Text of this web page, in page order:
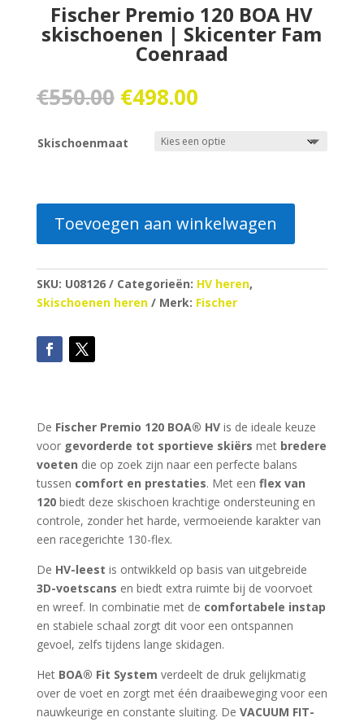
Fischer Premio 120 BOA HV
skischoenen | Skicenter Fam
Coenraad
€550.00 Oorspronkelijke
prijs
was:
€550.00.
€498.00Huidige
is:
€498.00.
Skischoenmaat
Toevoegen aan winkelwagen
SKU: U08126 Categorieën: HV heren,
Skischoenen heren
Merk: Fischer
De Fischer Premio 120 BOA® HVis de ideale keuze
voor gevorderde tot sportieve skiërs met bredere
voeten die op zoek zijn naar een perfecte balans
tussen comfort en prestaties. Met een flex van
120biedt deze skischoen krachtige ondersteuning en
controle, zonder het harde, vermoeiende karakter van
een racegerichte 130-flex.
De HV-leest is ontwikkeld op basis van uitgebreide
3D-voetscans en biedt extra ruimte bij de voorvoet
en wreef. In combinatie met de comfortabele instap
en stabiele schaal zorgt dit voor een ontspannen
gevoel, zelfs tijdens lange skidagen.
Het BOA® Fit System verdeelt de druk gelijkmatig
over de voet en zorgt met één draaibeweging voor een
nauwkeurige en constante sluiting. De VACUUM FIT-